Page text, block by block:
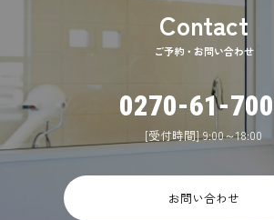
ご予約・お問い合わせ
0270-61-
[受付時間] 9:00～18:00
お問い合わせ